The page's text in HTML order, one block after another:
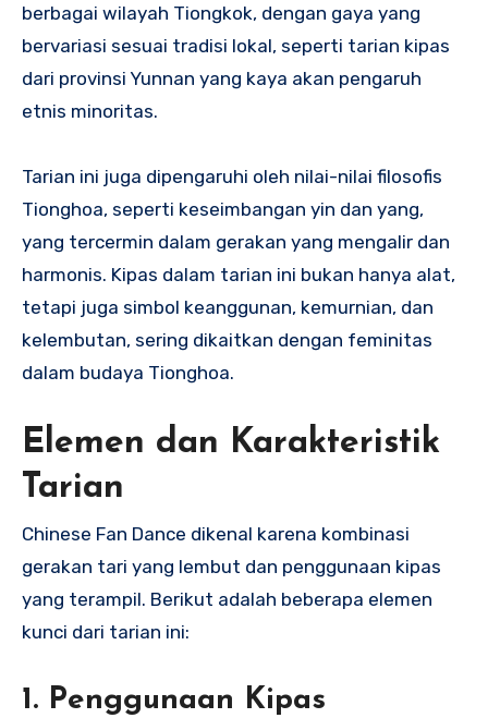
berbagai wilayah Tiongkok, dengan gaya yang
bervariasi sesuai tradisi lokal, seperti tarian kipas
dari provinsi Yunnan yang kaya akan pengaruh
etnis minoritas.
Tarian ini juga dipengaruhi oleh nilai-nilai filosofis
Tionghoa, seperti keseimbangan yin dan yang,
yang tercermin dalam gerakan yang mengalir dan
harmonis. Kipas dalam tarian ini bukan hanya alat,
tetapi juga simbol keanggunan, kemurnian, dan
kelembutan, sering dikaitkan dengan feminitas
dalam budaya Tionghoa.
Elemen dan Karakteristik
Tarian
Chinese Fan Dance dikenal karena kombinasi
gerakan tari yang lembut dan penggunaan kipas
yang terampil. Berikut adalah beberapa elemen
kunci dari tarian ini:
1. Penggunaan Kipas